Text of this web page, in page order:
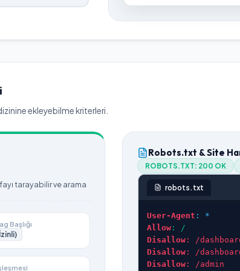
ekleyebilme kriterleri.
tarayabilir ve arama
Başlığı
Robots.txt & Site
ROBOTS.TXT: 200 OK
robots.txt
User-Agent : *
Allow: /
Disallow: /
Disallow: /
Disallow: /admin